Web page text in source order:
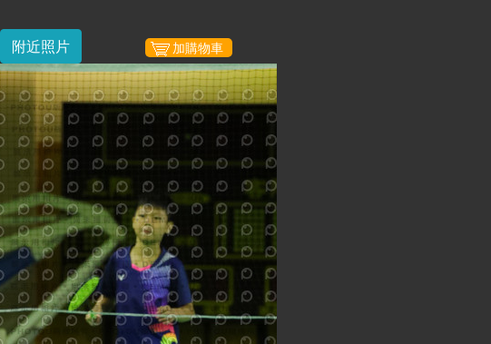
附近照片 加購物車